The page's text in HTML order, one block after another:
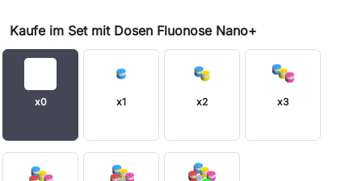
Kaufe im Set mit Dosen Fluonose Nano+
x0 x1 x2 x3